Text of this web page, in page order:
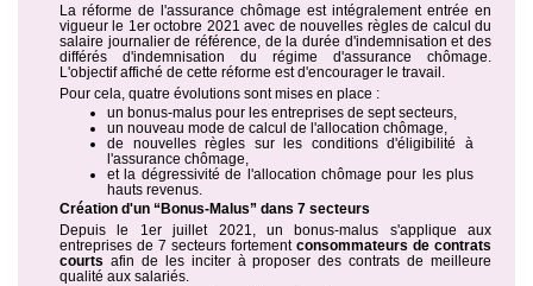
La réforme de l'assurance chômage est intégralement entrée en
vigueur le 1er octobre 2021 avec de nouvelles règles de calcul du
salaire journalier de référence, de la durée d'indemnisation et des
différés d'indemnisation du régime d'assurance chômage.
L'objectif affiché de cette réforme est d'encourager le travail.
Pour cela, quatre évolutions sont mises en place :
un bonus-malus pour les entreprises de sept secteurs,
un nouveau mode de calcul de l'allocation chômage,
de nouvelles règles sur les conditions d'éligibilité à
l'assurance chômage,
et la dégressivité de l'allocation chômage pour les plus
hauts revenus.
Création d'un “Bonus-Malus” dans 7 secteurs
Depuis le 1er juillet 2021, un bonus-malus s'applique aux
entreprises de 7 secteurs fortement consommateurs de contrats
courts afin de les inciter à proposer des contrats de meilleure
qualité aux salariés.